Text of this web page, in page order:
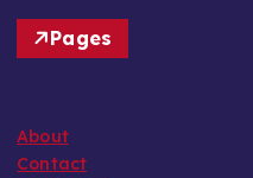
Pages
About
Contact